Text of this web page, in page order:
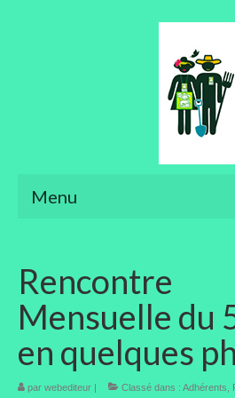
Menu
Aménager son jardin
Art floral
Bonsaïs
Potager
Rencontre
Mensuelle du
en quelques
par webediteur | Classé dans : Adhérents